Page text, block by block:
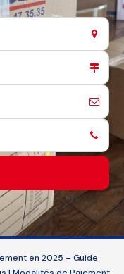
en 2025 – Guide